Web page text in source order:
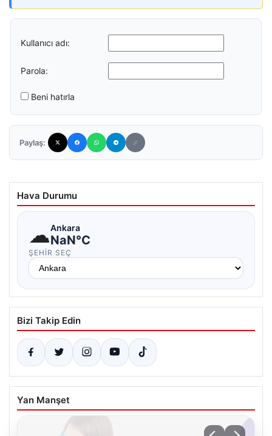
Kullanıcı adı:
Parola:
Beni hatırla
Paylaş:
Hava Durumu
☁Ankara
NaN°C
ŞEHIR SEÇ
Bizi Takip Edin
Yan Manşet